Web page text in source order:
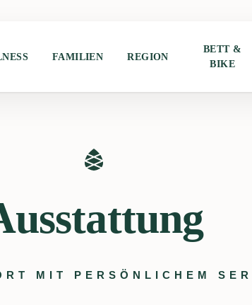
FAMILIEN REGION
BETT &
BIKE
MIT PERSÖNLICHEM